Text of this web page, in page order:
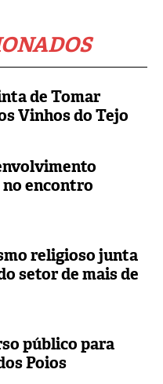
de Tomar
Vinhos do Tejo
encontro
religioso junta
setor de mais de
público para
Poios